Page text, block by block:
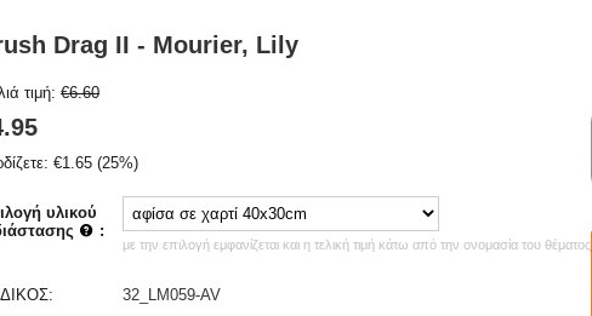
Drag II - Mourier, Lily
τιμή: €6.60
€1.65 (25%)
υλικού
:
με την επιλογή εμφανίζεται και η τελική τιμή κάτω από την ονομασία του θέματος
32_LM059-AV